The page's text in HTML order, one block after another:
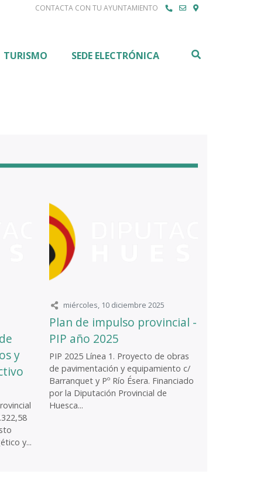
CONTACTA CON TU AYUNTAMIENTO
TURISMO SEDE ELECTRÓNICA
y
y...
miércoles, 10 diciembre 2025
Plan de impulso provincial -
PIP año 2025
PIP 2025 Línea 1. Proyecto de obras
de pavimentación y equipamiento c/
Barranquet y Pº Río Ésera. Financiado
por la Diputación Provincial de
Huesca...